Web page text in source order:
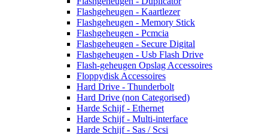
Flashgeheugen - Kaartlezer
Flashgeheugen - Memory Stick
Flashgeheugen - Pcmcia
Flashgeheugen - Secure Digital
Flashgeheugen - Usb Flash Drive
Flash-geheugen Opslag Accessoires
Floppydisk Accessoires
Hard Drive - Thunderbolt
Hard Drive (non Categorised)
Harde Schijf - Ethernet
Harde Schijf - Multi-interface
Harde Schijf - Sas / Scsi